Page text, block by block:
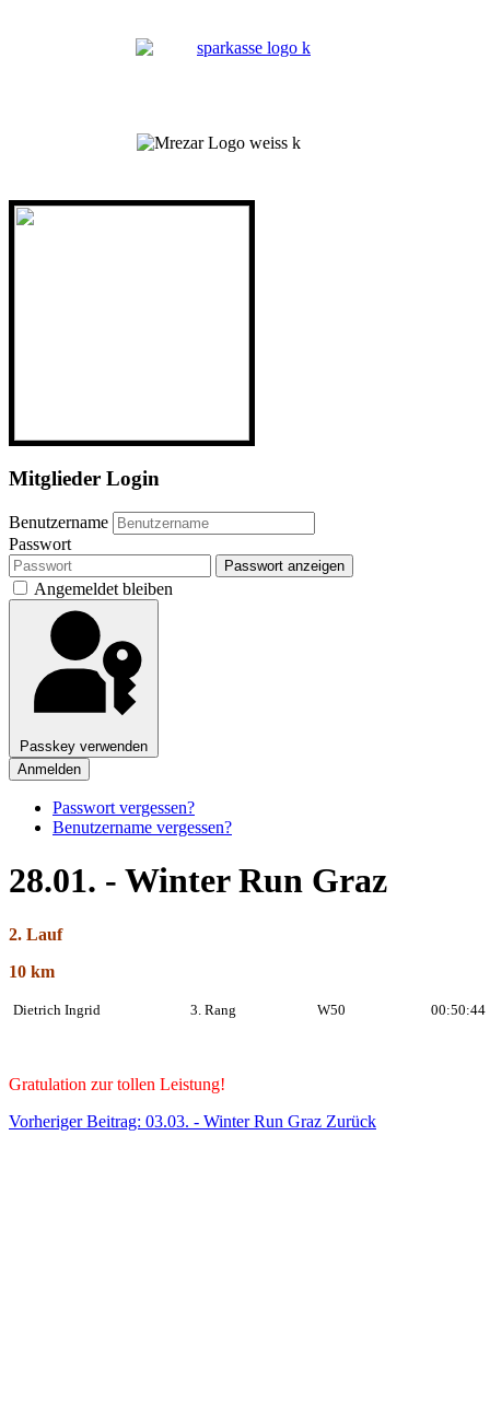
Mitglieder Login
Benutzername
Passwort
Passwort anzeigen
Angemeldet bleiben
Passkey verwenden
Anmelden
Passwort vergessen?
Benutzername vergessen?
28.01. - Winter Run Graz
2. Lauf
10 km
Dietrich Ingrid 3. Rang W50 00:50:44
Gratulation zur tollen Leistung!
Vorheriger Beitrag: 03.03. - Winter Run Graz Zurück